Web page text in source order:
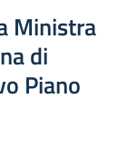
Ministra
di
Piano